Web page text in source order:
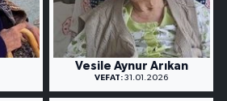
Vesile Aynur Arıkan
VEFAT: 31.01.2026